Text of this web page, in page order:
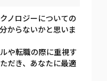
ノロジーについての
からないかと思いま
や転職の際に重視す
だき、あなたに最適